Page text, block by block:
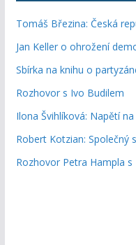
Tomáš Březina: Česká
Jan Keller o ohrožení
Sbírka na knihu o
Rozhovor s Ivo Budilem
Ilona Švihlíková: Napětí
Robert Kotzian:
Rozhovor Petra Hampla